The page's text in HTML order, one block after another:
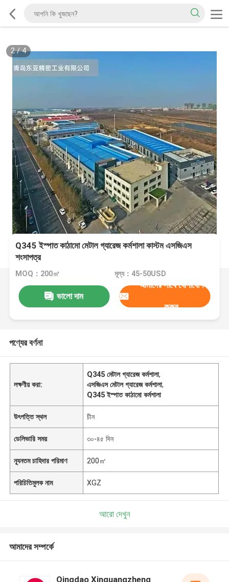
2/4
Q345 ইস্পাত কাঠামো মেটাল গ্যারেজ কর্মশালা কাস্টম এসজিএস
শংসাপত্র
MOQ：200㎡ মূল্য：45-50USD
ভালো দাম
আমাদের সাথে যোগাযোগ
করুন
পণ্যের বর্ণনা
লক্ষণীয় করা:
Q345 মেটাল গ্যারেজ কর্মশালা,
এসজিএস মেটাল গ্যারেজ কর্মশালা,
Q345 ইস্পাত কাঠামো কর্মশালা
উৎপত্তি স্থল চীন
ডেলিভারি সময় ৩০-৪৫ দিন
ন্যূনতম চাহিদার পরিমাণ 200㎡
পরিচিতিমুলক নাম XGZ
আরো দেখুন
আমাদের সম্পর্কে
Qingdao Xinguangzheng